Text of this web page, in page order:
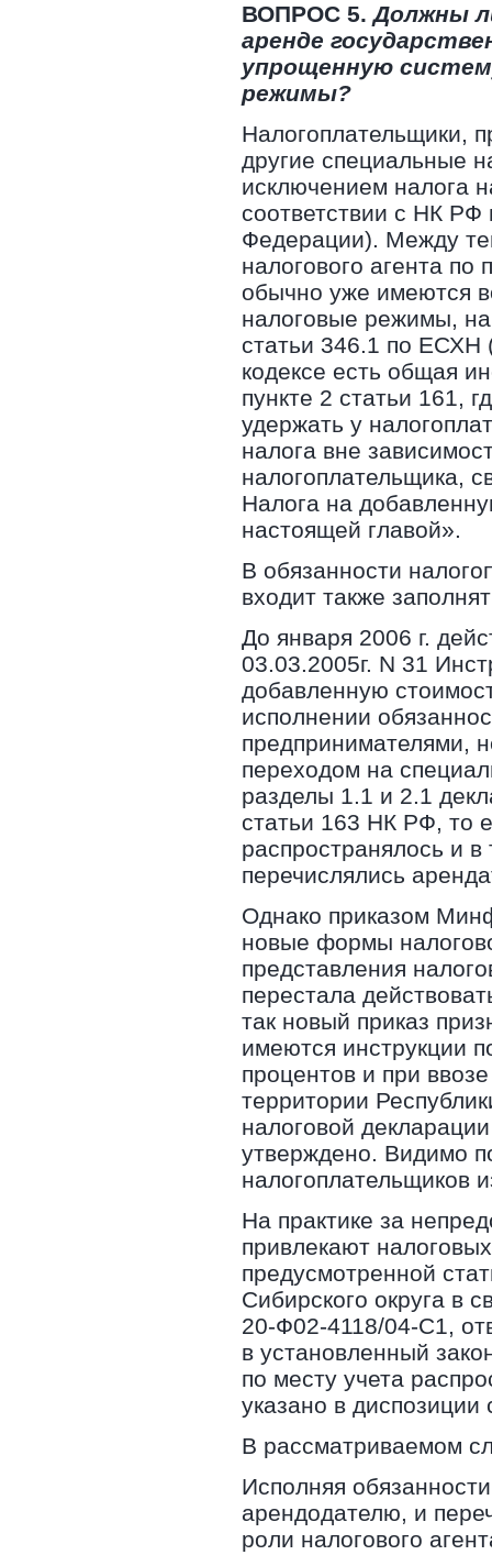
ВОПРОС 5. Должны
аренде
упрощенную
режимы?
Налогоплательщики,
другие специальные
исключением налога
соответствии с НК
Федерации). Между
налогового агента по
обычно уже имеются
налоговые режимы,
статьи 346.1 по ЕСХН
кодексе есть общая
пункте 2 статьи 161,
удержать у
налога вне
налогоплательщика,
Налога на
настоящей главой».
В обязанности
входит также
До января 2006 г.
03.03.2005г. N 31
добавленную
исполнении
предпринимателями,
переходом на
разделы 1.1 и 2.1
статьи 163 НК РФ, то
распространялось и
перечислялись
Однако приказом
новые формы
представления
перестала
так новый приказ
имеются инструкции
процентов и при
территории
налоговой
утверждено. Видимо
налогоплательщиков
На практике за
привлекают
предусмотренной
Сибирского округа в
20-Ф02-4118/04-С1,
в установленный
по месту учета
указано в
В рассматриваемом
Исполняя
арендодателю, и
роли налогового